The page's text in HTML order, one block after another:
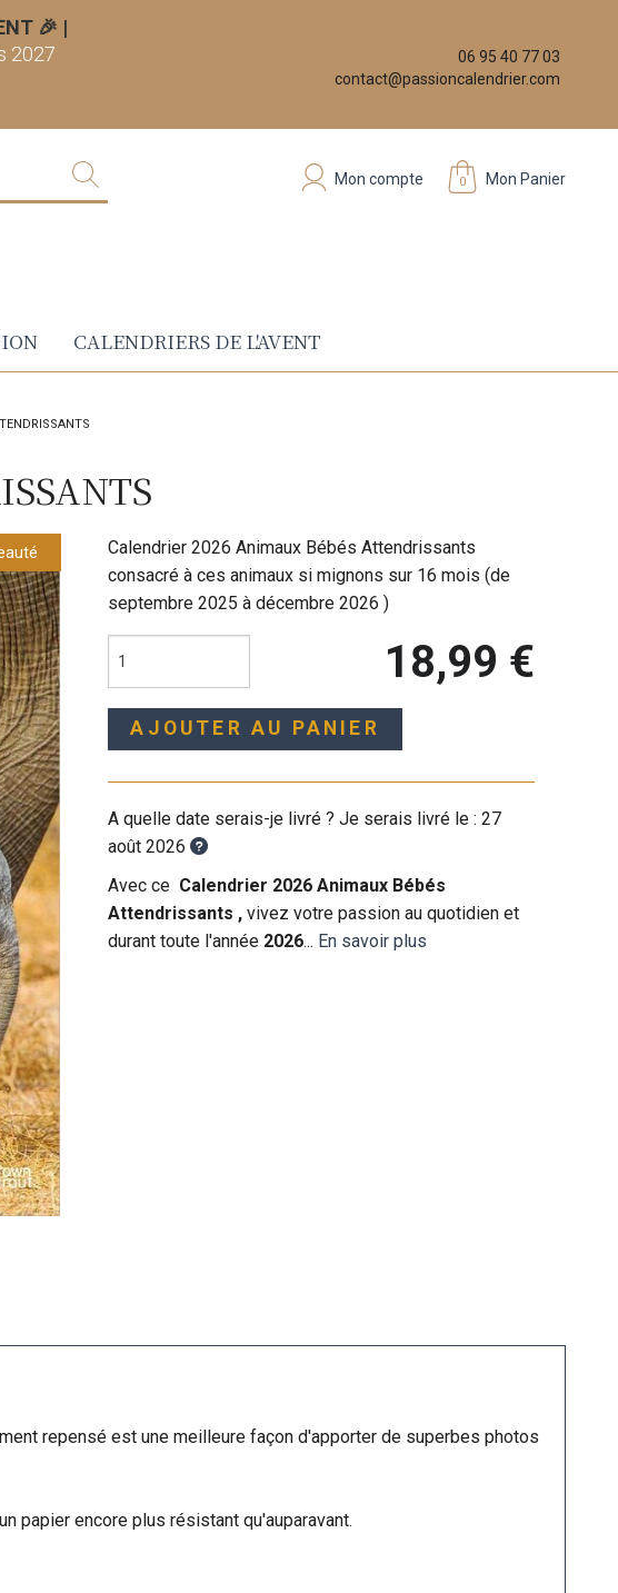
🎉 |
2027
06 95 40 77 03
contact@passioncalendrier.com
0 Mon Panier
Mon compte
CALENDRIERS DE L'AVENT
Calendrier 2026 Animaux Bébés Attendrissants
consacré à ces animaux si mignons sur 16 mois (de
septembre 2025 à décembre 2026 )
18,99 €
AJOUTER AU PANIER
A quelle date serais-je livré ? Je serais livré le :27
août 2026
Avec ce Calendrier 2026 Animaux Bébés
Attendrissants ,vivez votre passion au quotidien et
durant toute l'année 2026... En savoir plus
repensé est une meilleure façon d'apporter de superbes photos
papier encore plus résistant qu'auparavant.